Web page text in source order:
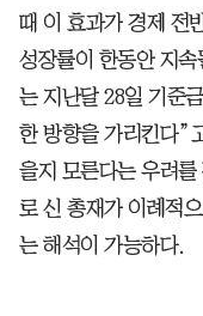
때 이 효과가 경제 전
성장률이 한동안 지
는 지난달 28일 기준
한 방향을 가리킨다”
을지 모른다는 우려
로 신 총재가 이례적
는 해석이 가능하다.